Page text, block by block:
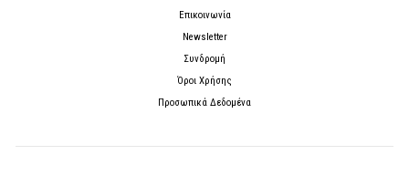
Επικοινωνία
Newsletter
Συνδρομή
Όροι Χρήσης
Προσωπικά Δεδομένα